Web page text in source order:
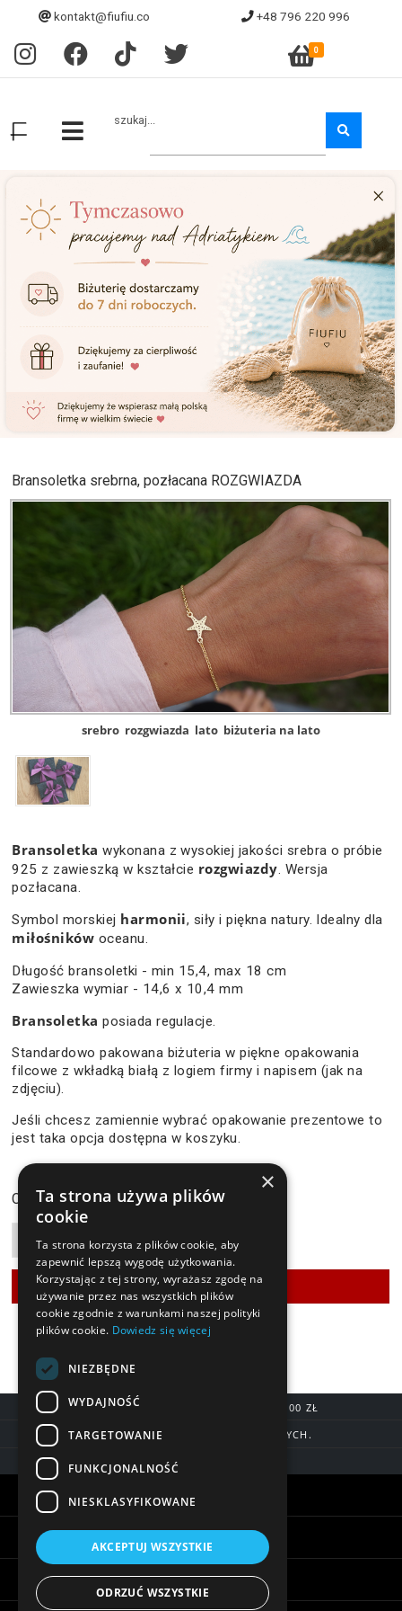
kontakt@fiufiu.co +48 796 220 996
0
szukaj...
Bransoletka srebrna, pozłacana ROZGWIAZDA
srebro rozgwiazda lato biżuteria na lato
Bransoletkawykonana z wysokiej jakości srebra o próbie
925 z zawieszką w kształcie rozgwiazdy. Wersja
pozłacana.
Symbol morskiej harmonii, siły i piękna natury. Idealny dla
miłośników oceanu.
Długość bransoletki - min 15,4, max 18 cm
Zawieszka wymiar - 14,6 x 10,4 mm
Bransoletkaposiada regulacje.
Standardowo pakowana biżuteria w piękne opakowania
filcowe z wkładką białą z logiem firmy i napisem (jak na
zdjęciu).
Jeśli chcesz zamiennie wybrać opakowanie prezentowe to
jest taka opcja dostępna w koszyku.
Cena: 109,90 zł
DARMOWA DOSTAWA OD 200,00 ZŁ
DOSTAWA DO 7 DNI ROBOCZYCH.
BLIK, SZYBKIE PRZELEWY
Warunki zakupów
Informacje
×
Ta strona używa plików
cookie
Ta strona korzysta z plików cookie, aby
zapewnić lepszą wygodę użytkowania.
Korzystając z tej strony, wyrażasz zgodę na
używanie przez nas wszystkich plików
cookie zgodnie z warunkami naszej polityki
plików cookie. Dowiedz się więcej
NIEZBĘDNE
WYDAJNOŚĆ
TARGETOWANIE
FUNKCJONALNOŚĆ
NIESKLASYFIKOWANE
AKCEPTUJ WSZYSTKIE
ODRZUĆ WSZYSTKIE